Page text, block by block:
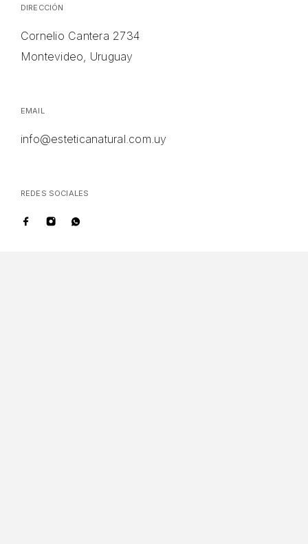
DIRECCIÓN
Cornelio Cantera 2734
Montevideo, Uruguay
EMAIL
info@esteticanatural.com.uy
REDES SOCIALES